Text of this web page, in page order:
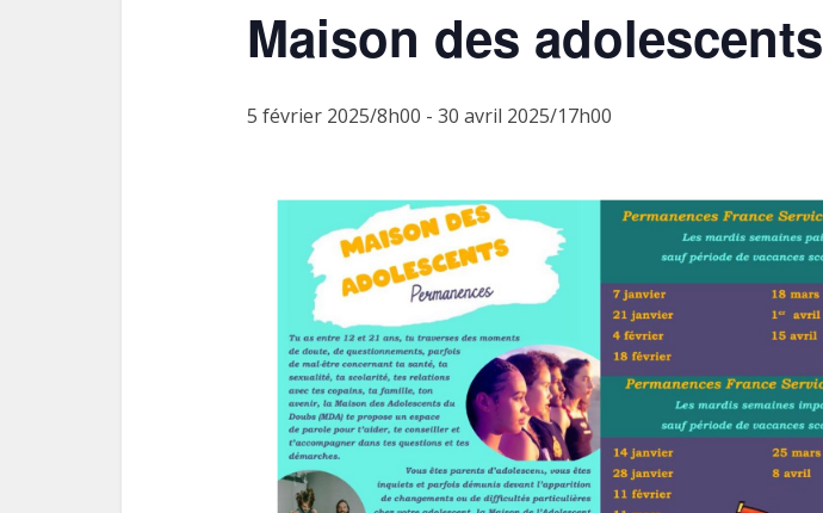
Maison des adolescents
5 février 2025/8h00 - 30 avril 2025/17h00